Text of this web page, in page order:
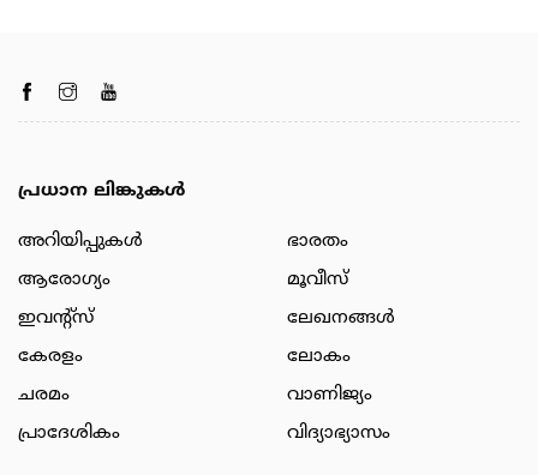
പ്രധാന ലിങ്കുകൾ
അറിയിപ്പുകള്‍
ആരോഗ്യം
ഇവന്റ്സ്
കേരളം
ചരമം
പ്രാദേശികം
ഭാരതം
മൂവീസ്
ലേഖനങ്ങള്‍
ലോകം
വാണിജ്യം
വിദ്യാഭ്യാസം